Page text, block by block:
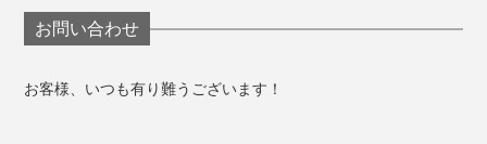
お問い合わせ
お客様、いつも有り難うございます！